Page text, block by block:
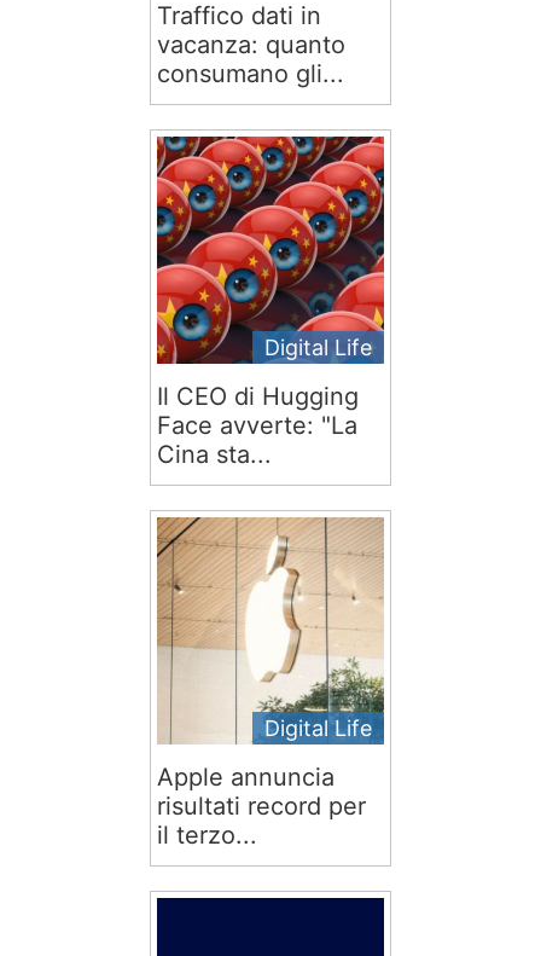
Traffico dati in
vacanza: quanto
consumano gli...
Digital Life
Il CEO di Hugging
Face avverte: "La
Cina sta...
Digital Life
Apple annuncia
risultati record per
il terzo...